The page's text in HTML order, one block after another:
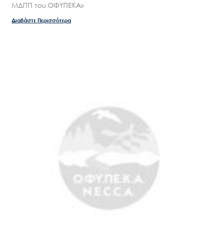
ΜΔΠΠ του ΟΦΥΠΕΚΑ»
Διαβάστε Περισσότερα